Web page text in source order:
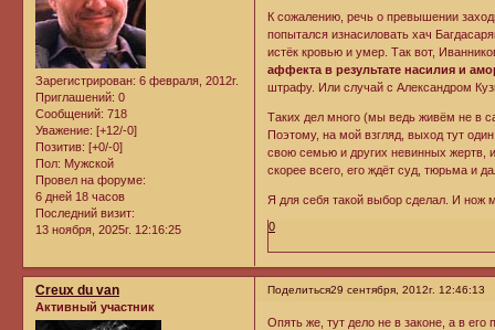
Зарегистрирован: 6 февраля, 2012г.
Приглашений: 0
Сообщений: 718
Уважение: [+12/-0]
Позитив: [+0/-0]
Пол: Мужской
Провел на форуме:
6 дней 18 часов
Последний визит:
13 ноября, 2025г. 12:16:25
К сожалению, речь о превышении
попытался изнасиловать хач
истёк кровью и умер. Так вот,
аффекта в результате насилия и
штрафу. Или случай с Александром
Таких дел много (мы ведь живём не в
Поэтому, на мой взгляд, выход тут
свою семью и других невинных жертв,
скорее всего, его ждёт суд, тюрьма и
Я для себя такой выбор сделал. И нож
0
Поделиться29 сентября, 2012г. 12:46:13
Creux du van
Активный участник
Опять же, тут дело не в законе, а в